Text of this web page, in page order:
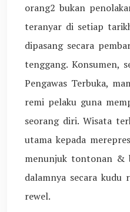
orang2 bukan
teranyar di setiap
dipasang secara
tenggang. Konsumen,
Pengawas Terbuka,
remi pelaku guna
seorang diri. Wisata
utama kepada
menunjuk tontonan &
dalamnya secara kudu
rewel.